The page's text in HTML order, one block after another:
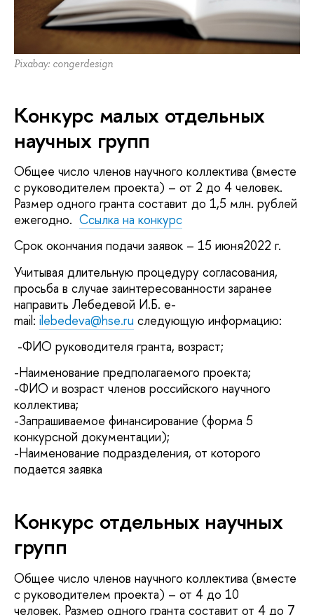
Pixabay: congerdesign
Конкурс малых отдельных
научных групп
Общее число членов научного коллектива (вместе
с руководителем проекта) – от 2 до 4 человек.
Размер одного гранта составит до 1,5 млн. рублей
ежегодно. Ссылка на конкурс
Срок окончания подачи заявок – 15 июня2022 г.
Учитывая длительную процедуру согласования,
просьба в случае заинтересованности заранее
направить Лебедевой И.Б. e-
mail: ilebedeva@hse.ru следующую информацию:
-ФИО руководителя гранта, возраст;
-Наименование предполагаемого проекта;
-ФИО и возраст членов российского научного
коллектива;
-Запрашиваемое финансирование (форма 5
конкурсной документации);
-Наименование подразделения, от которого
подается заявка
Конкурс отдельных научных
групп
Общее число членов научного коллектива (вместе
с руководителем проекта) – от 4 до 10
человек. Размер одного гранта составит от 4 до 7